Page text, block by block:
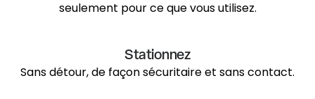
seulement pour ce que vous utilisez.
Stationnez
Sans détour, de façon sécuritaire et sans contact.